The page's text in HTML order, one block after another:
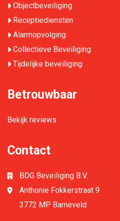
Objectbeveiliging
Receptiediensten
Alarmopvolging
Collectieve Beveiliging
Tijdelijke beveiliging
Betrouwbaar
Bekijk reviews
Contact
BDG Beveiliging B.V.
Anthonie Fokkerstraat 9
3772 MP Barneveld